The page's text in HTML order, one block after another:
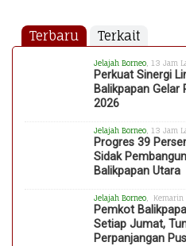
Terbaru Terkait
Jelajah Borneo , 13 Jam
Perkuat Sinergi
Balikpapan Gelar
2026
Jelajah Borneo , 13 Jam
Progres 39
Sidak
Balikpapan Utara
Jelajah Borneo , Kemarin
Pemkot
Setiap Jumat,
Perpanjangan